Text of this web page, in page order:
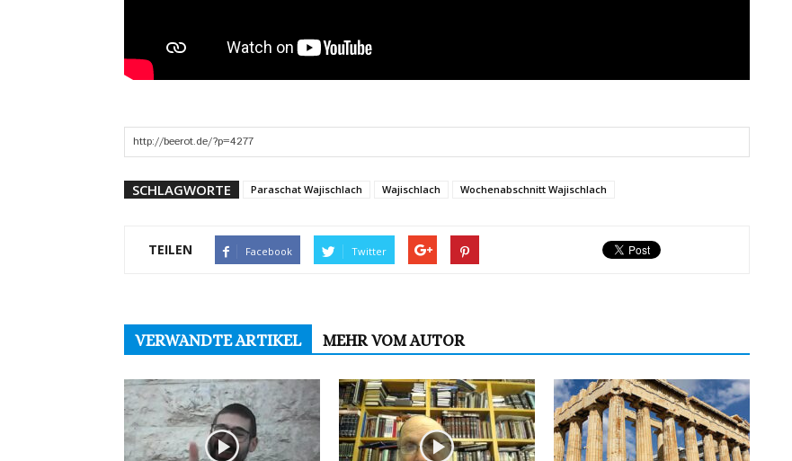
SCHLAGWORTE Paraschat Wajischlach Wajischlach Wochenabschnitt Wajischlach
TEILEN Facebook Twitter
VERWANDTE ARTIKEL MEHR VOM AUTOR